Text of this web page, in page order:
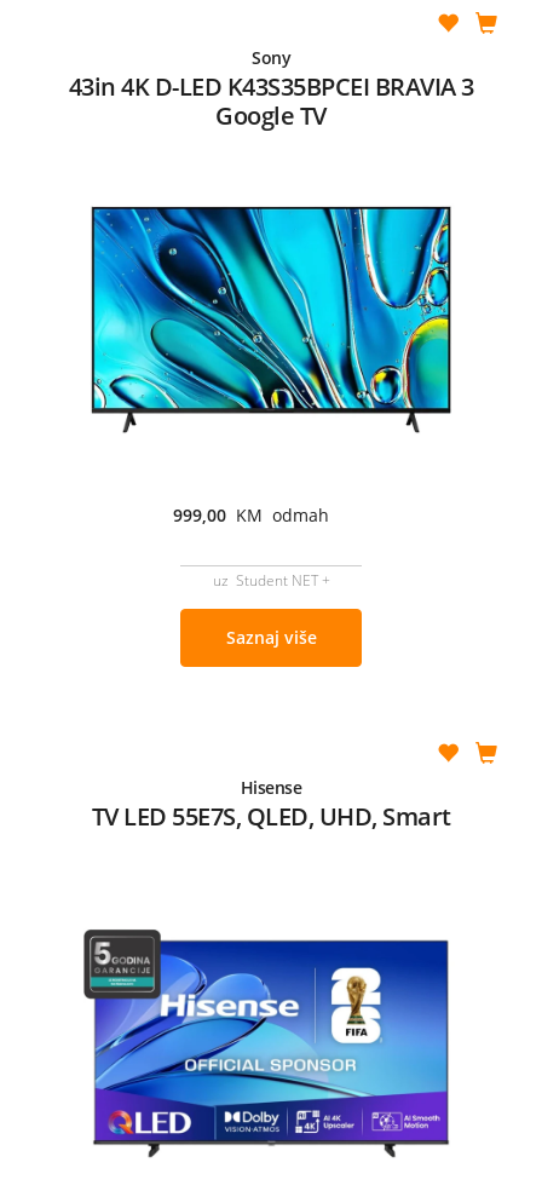
Sony
43in 4K D-LED K43S35BPCEI BRAVIA 3
Google TV
999,00 KM odmah
uz Student NET +
Saznaj više
Hisense
TV LED 55E7S, QLED, UHD, Smart